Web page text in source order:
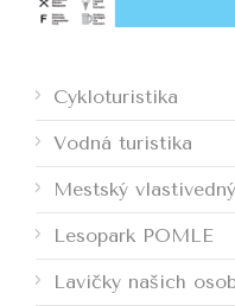
Cykloturistika
Vodná turistika
Mestský
Lesopark POMLE
Lavičky našich